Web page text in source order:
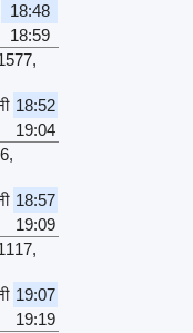
18:48
18:59
,
18:52
19:04
,
18:57
19:09
,
19:07
19:19